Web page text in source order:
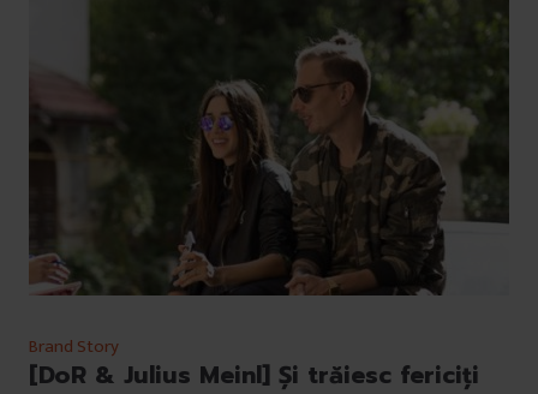
Brand Story
[DoR & Julius Meinl] Şi trăiesc fericiţi